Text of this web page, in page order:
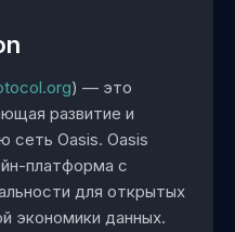
) — это
развитие и
Oasis. Oasis
платформа с
для открытых
экономики данных.